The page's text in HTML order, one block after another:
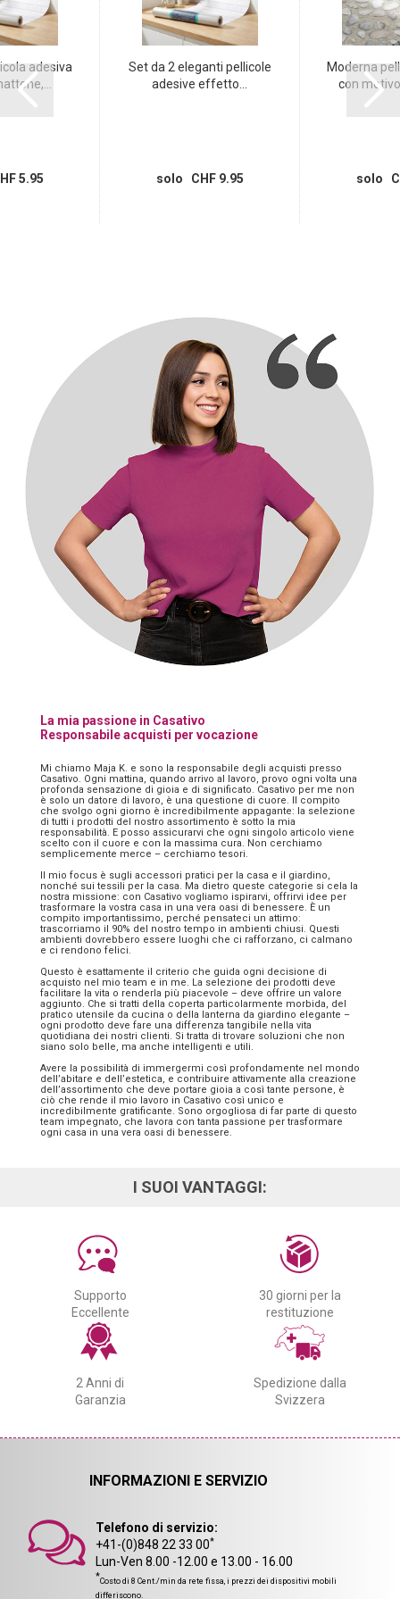
adesiva
5.95
Set da 2 eleganti pellicole
adesive effetto...
solo CHF 9.95
Moderna
con
solo
La mia passione in Casativo
Responsabile acquisti per vocazione
Mi chiamo Maja K. e sono la responsabile degli acquisti presso
Casativo. Ogni mattina, quando arrivo al lavoro, provo ogni volta una
profonda sensazione di gioia e di significato. Casativo per me non
è solo un datore di lavoro, è una questione di cuore. Il compito
che svolgo ogni giorno è incredibilmente appagante: la selezione
di tutti i prodotti del nostro assortimento è sotto la mia
responsabilità. E posso assicurarvi che ogni singolo articolo viene
scelto con il cuore e con la massima cura. Non cerchiamo
semplicemente merce – cerchiamo tesori.
Il mio focus è sugli accessori pratici per la casa e il giardino,
nonché sui tessili per la casa. Ma dietro queste categorie si cela la
nostra missione: con Casativo vogliamo ispirarvi, offrirvi idee per
trasformare la vostra casa in una vera oasi di benessere. È un
compito importantissimo, perché pensateci un attimo:
trascorriamo il 90% del nostro tempo in ambienti chiusi. Questi
ambienti dovrebbero essere luoghi che ci rafforzano, ci calmano
e ci rendono felici.
Questo è esattamente il criterio che guida ogni decisione di
acquisto nel mio team e in me. La selezione dei prodotti deve
facilitare la vita o renderla più piacevole – deve offrire un valore
aggiunto. Che si tratti della coperta particolarmente morbida, del
pratico utensile da cucina o della lanterna da giardino elegante –
ogni prodotto deve fare una differenza tangibile nella vita
quotidiana dei nostri clienti. Si tratta di trovare soluzioni che non
siano solo belle, ma anche intelligenti e utili.
Avere la possibilità di immergermi così profondamente nel mondo
dell’abitare e dell’estetica, e contribuire attivamente alla creazione
dell’assortimento che deve portare gioia a così tante persone, è
ciò che rende il mio lavoro in Casativo così unico e
incredibilmente gratificante. Sono orgogliosa di far parte di questo
team impegnato, che lavora con tanta passione per trasformare
ogni casa in una vera oasi di benessere.
I SUOI VANTAGGI:
Supporto
Eccellente
30 giorni per la
restituzione
2 Anni di
Garanzia
Spedizione dalla
Svizzera
INFORMAZIONI E SERVIZIO
Telefono di servizio:
+41-(0)848 22 33 00*
Lun-Ven 8.00 -12.00 e 13.00 - 16.00
*Costo di 8 Cent./min da rete fissa, i prezzi dei dispositivi mobili
differiscono.